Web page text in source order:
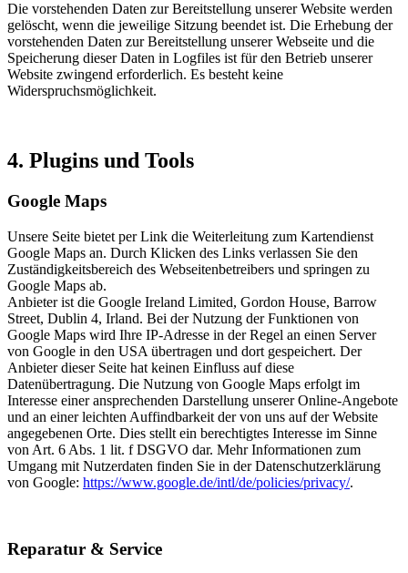
Die vorstehenden Daten zur Bereitstellung unserer Website werden
gelöscht, wenn die jeweilige Sitzung beendet ist. Die Erhebung der
vorstehenden Daten zur Bereitstellung unserer Webseite und die
Speicherung dieser Daten in Logfiles ist für den Betrieb unserer
Website zwingend erforderlich. Es besteht keine
Widerspruchsmöglichkeit.
4. Plugins und Tools
Google Maps
Unsere Seite bietet per Link die Weiterleitung zum Kartendienst
Google Maps an. Durch Klicken des Links verlassen Sie den
Zuständigkeitsbereich des Webseitenbetreibers und springen zu
Google Maps ab.
Anbieter ist die Google Ireland Limited, Gordon House, Barrow
Street, Dublin 4, Irland. Bei der Nutzung der Funktionen von
Google Maps wird Ihre IP-Adresse in der Regel an einen Server
von Google in den USA übertragen und dort gespeichert. Der
Anbieter dieser Seite hat keinen Einfluss auf diese
Datenübertragung. Die Nutzung von Google Maps erfolgt im
Interesse einer ansprechenden Darstellung unserer Online-Angebote
und an einer leichten Auffindbarkeit der von uns auf der Website
angegebenen Orte. Dies stellt ein berechtigtes Interesse im Sinne
von Art. 6 Abs. 1 lit. f DSGVO dar. Mehr Informationen zum
Umgang mit Nutzerdaten finden Sie in der Datenschutzerklärung
von Google: https://www.google.de/intl/de/policies/privacy/.
Reparatur & Service